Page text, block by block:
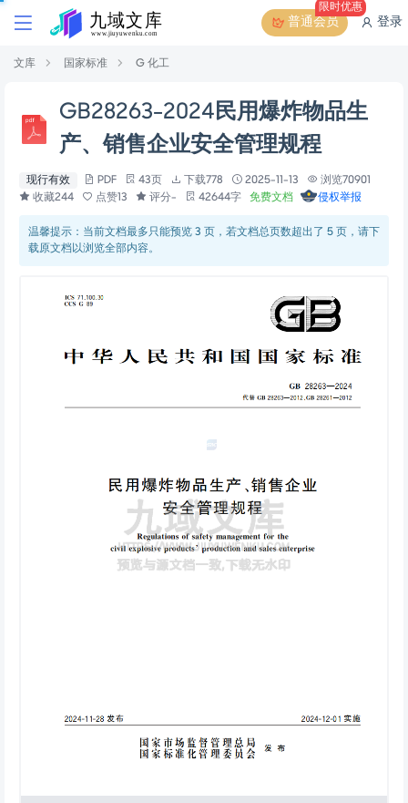
普通会员
限时优惠
登录
文库 国家标准 G 化工
GB28263-2024民用爆炸物品生
产、销售企业安全管理规程
现行有效 PDF 43页 下载778 2025-11-13
浏览70901
收藏244
点赞13 评分- 42644字 免费文档 侵权举报
温馨提示：当前文档最多只能预览 3 页，若文档总页数超出了 5 页，请下
载原文档以浏览全部内容。